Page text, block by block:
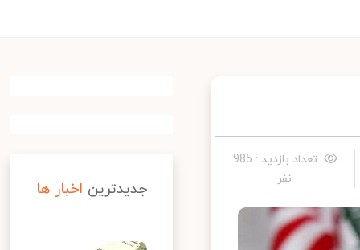
تعداد بازدید : 985
نفر
جدیدترین اخبار ها